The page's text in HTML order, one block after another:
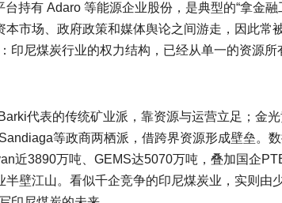
持有 Adaro 等能源企业股份，是典型的“拿金
本市场、政府政策和媒体舆论之间游走，因此常
印尼煤炭行业的权力结构，已经从单一的资源所
代表的传统矿业派，靠资源与运营立足；金
等政商两栖派，借跨界资源形成壁垒。
近3890万吨、GEMS达5070万吨，叠加国企
壁江山。看似千企竞争的印尼煤炭业，实则由